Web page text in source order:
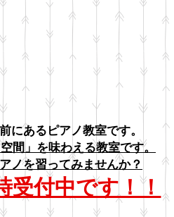
にあるピアノ教室です。
間」 を味わえる教室です。
ノを習ってみませんか？
付中です！！